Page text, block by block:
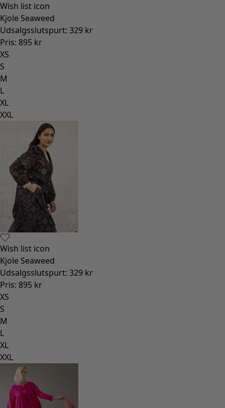
Wish list icon
Kjole Seaweed
Udsalgsslutspurt: 329 kr
Pris: 895 kr
XS
S
M
L
XL
XXL
Wish list icon
Kjole Seaweed
Udsalgsslutspurt: 329 kr
Pris: 895 kr
XS
S
M
L
XL
XXL